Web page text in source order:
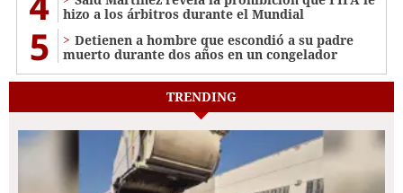
hizo a los árbitros durante el Mundial
5
Detienen a hombre que escondió a su padre
muerto durante dos años en un congelador
TRENDING